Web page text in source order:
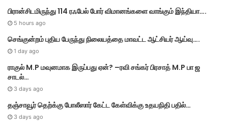
பிரான்சிடமிருந்து 114 ரஃபேல் போர் விமானங்களை வாங்கும் இந்தியா….
5 hours ago
செங்குன்றம் புதிய பேருந்து நிலையத்தை மாவட்ட ஆட்சியர் ஆய்வு….
1 day ago
ராகுல் M.P மவுனமாக இருப்பது ஏன்? –ரவி சங்கர் பிரசாத் M.P பா ஜ
சாடல்…
3 days ago
தஞ்சாவூர் தெற்க்கு போலீஸார் கேட்ட கேள்விக்கு உதயநிதி பதில்…
3 days ago